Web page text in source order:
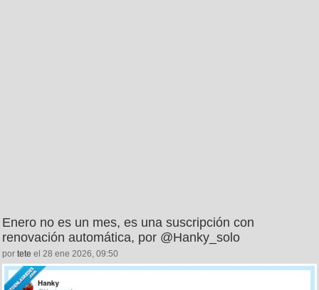
Enero no es un mes, es una suscripción con
renovación automática, por @Hanky_solo
por tete el 28 ene 2026, 09:50